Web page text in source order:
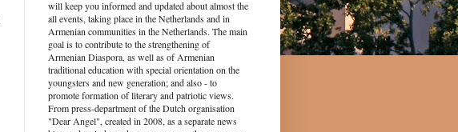
will keep you informed and updated about almost the
all events, taking place in the Netherlands and in
Armenian communities in the Netherlands. The main
goal is to contribute to the strengthening of
Armenian Diaspora, as well as of Armenian
traditional education with special orientation on the
youngsters and new generation; and also - to
promote formation of literary and patriotic views.
From press-department of the Dutch organisation
"Dear Angel", created in 2008, as a separate news